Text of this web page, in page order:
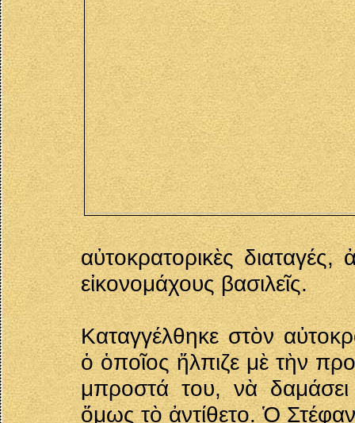
αὐτοκρατορικὲς διαταγές,
εἰκονομάχους βασιλεῖς.
Καταγγέλθηκε στὸν
ὁ ὁποῖος ἤλπιζε μὲ τὴν
μπροστά του, νὰ
ὅμως τὸ ἀντίθετο. Ὁ